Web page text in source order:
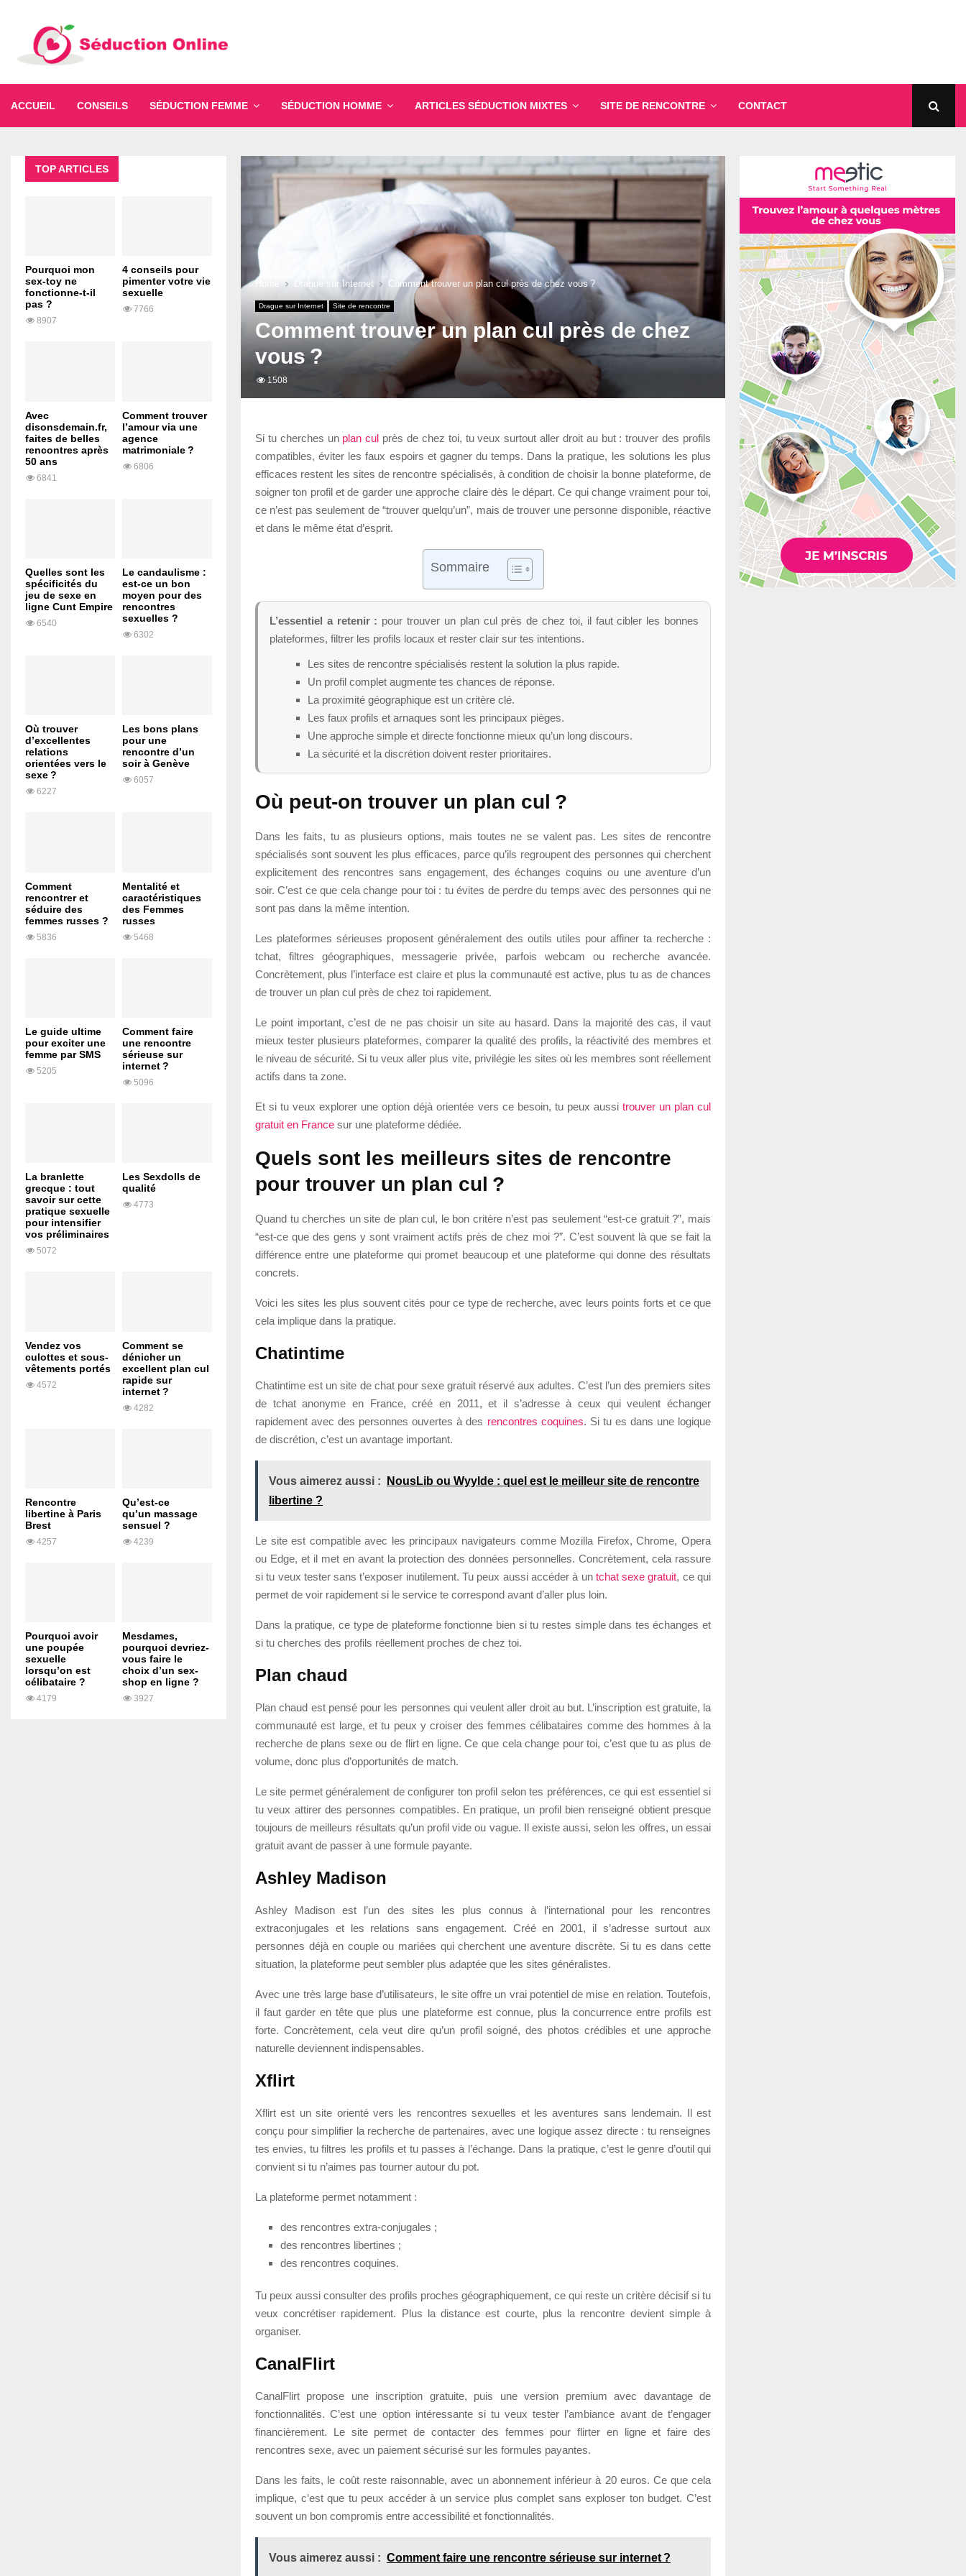
ACCUEIL CONSEILS SÉDUCTION FEMME SÉDUCTION HOMME ARTICLES SÉDUCTION MIXTES SITE DE RENCONTRE CONTACT
Home Drague sur Internet Comment trouver un plan cul près de chez vous ?
Drague sur Internet Site de rencontre
Comment trouver un plan cul près de chez
vous ?
1508
Si tu cherches un plan cul près de chez toi, tu veux surtout aller droit au but : trouver des profils
compatibles, éviter les faux espoirs et gagner du temps. Dans la pratique, les solutions les plus
efficaces restent les sites de rencontre spécialisés, à condition de choisir la bonne plateforme, de
soigner ton profil et de garder une approche claire dès le départ. Ce qui change vraiment pour toi,
ce n’est pas seulement de “trouver quelqu’un”, mais de trouver une personne disponible, réactive
et dans le même état d’esprit.
Sommaire
L’essentiel a retenir : pour trouver un plan cul près de chez toi, il faut cibler les bonnes
plateformes, filtrer les profils locaux et rester clair sur tes intentions.
Les sites de rencontre spécialisés restent la solution la plus rapide.
Un profil complet augmente tes chances de réponse.
La proximité géographique est un critère clé.
Les faux profils et arnaques sont les principaux pièges.
Une approche simple et directe fonctionne mieux qu’un long discours.
La sécurité et la discrétion doivent rester prioritaires.
Où peut-on trouver un plan cul ?
Dans les faits, tu as plusieurs options, mais toutes ne se valent pas. Les sites de rencontre
spécialisés sont souvent les plus efficaces, parce qu’ils regroupent des personnes qui cherchent
explicitement des rencontres sans engagement, des échanges coquins ou une aventure d’un
soir. C’est ce que cela change pour toi : tu évites de perdre du temps avec des personnes qui ne
sont pas dans la même intention.
Les plateformes sérieuses proposent généralement des outils utiles pour affiner ta recherche :
tchat, filtres géographiques, messagerie privée, parfois webcam ou recherche avancée.
Concrètement, plus l’interface est claire et plus la communauté est active, plus tu as de chances
de trouver un plan cul près de chez toi rapidement.
Le point important, c’est de ne pas choisir un site au hasard. Dans la majorité des cas, il vaut
mieux tester plusieurs plateformes, comparer la qualité des profils, la réactivité des membres et
le niveau de sécurité. Si tu veux aller plus vite, privilégie les sites où les membres sont réellement
actifs dans ta zone.
Et si tu veux explorer une option déjà orientée vers ce besoin, tu peux aussi trouver un plan cul
gratuit en France sur une plateforme dédiée.
Quels sont les meilleurs sites de rencontre
pour trouver un plan cul ?
Quand tu cherches un site de plan cul, le bon critère n’est pas seulement “est-ce gratuit ?”, mais
“est-ce que des gens y sont vraiment actifs près de chez moi ?”. C’est souvent là que se fait la
différence entre une plateforme qui promet beaucoup et une plateforme qui donne des résultats
concrets.
Voici les sites les plus souvent cités pour ce type de recherche, avec leurs points forts et ce que
cela implique dans la pratique.
Chatintime
Chatintime est un site de chat pour sexe gratuit réservé aux adultes. C’est l’un des premiers sites
de tchat anonyme en France, créé en 2011, et il s’adresse à ceux qui veulent échanger
rapidement avec des personnes ouvertes à des rencontres coquines. Si tu es dans une logique
de discrétion, c’est un avantage important.
Vous aimerez aussi :
NousLib ou Wyylde : quel est le meilleur site de rencontre
libertine ?
Le site est compatible avec les principaux navigateurs comme Mozilla Firefox, Chrome, Opera
ou Edge, et il met en avant la protection des données personnelles. Concrètement, cela rassure
si tu veux tester sans t’exposer inutilement. Tu peux aussi accéder à un tchat sexe gratuit, ce qui
permet de voir rapidement si le service te correspond avant d’aller plus loin.
Dans la pratique, ce type de plateforme fonctionne bien si tu restes simple dans tes échanges et
si tu cherches des profils réellement proches de chez toi.
Plan chaud
Plan chaud est pensé pour les personnes qui veulent aller droit au but. L’inscription est gratuite, la
communauté est large, et tu peux y croiser des femmes célibataires comme des hommes à la
recherche de plans sexe ou de flirt en ligne. Ce que cela change pour toi, c’est que tu as plus de
volume, donc plus d’opportunités de match.
Le site permet généralement de configurer ton profil selon tes préférences, ce qui est essentiel si
tu veux attirer des personnes compatibles. En pratique, un profil bien renseigné obtient presque
toujours de meilleurs résultats qu’un profil vide ou vague. Il existe aussi, selon les offres, un essai
gratuit avant de passer à une formule payante.
Ashley Madison
Ashley Madison est l’un des sites les plus connus à l’international pour les rencontres
extraconjugales et les relations sans engagement. Créé en 2001, il s’adresse surtout aux
personnes déjà en couple ou mariées qui cherchent une aventure discrète. Si tu es dans cette
situation, la plateforme peut sembler plus adaptée que les sites généralistes.
Avec une très large base d’utilisateurs, le site offre un vrai potentiel de mise en relation. Toutefois,
il faut garder en tête que plus une plateforme est connue, plus la concurrence entre profils est
forte. Concrètement, cela veut dire qu’un profil soigné, des photos crédibles et une approche
naturelle deviennent indispensables.
Xflirt
Xflirt est un site orienté vers les rencontres sexuelles et les aventures sans lendemain. Il est
conçu pour simplifier la recherche de partenaires, avec une logique assez directe : tu renseignes
tes envies, tu filtres les profils et tu passes à l’échange. Dans la pratique, c’est le genre d’outil qui
convient si tu n’aimes pas tourner autour du pot.
La plateforme permet notamment :
des rencontres extra-conjugales ;
des rencontres libertines ;
des rencontres coquines.
Tu peux aussi consulter des profils proches géographiquement, ce qui reste un critère décisif si tu
veux concrétiser rapidement. Plus la distance est courte, plus la rencontre devient simple à
organiser.
CanalFlirt
CanalFlirt propose une inscription gratuite, puis une version premium avec davantage de
fonctionnalités. C’est une option intéressante si tu veux tester l’ambiance avant de t’engager
financièrement. Le site permet de contacter des femmes pour flirter en ligne et faire des
rencontres sexe, avec un paiement sécurisé sur les formules payantes.
Dans les faits, le coût reste raisonnable, avec un abonnement inférieur à 20 euros. Ce que cela
implique, c’est que tu peux accéder à un service plus complet sans exploser ton budget. C’est
souvent un bon compromis entre accessibilité et fonctionnalités.
Vous aimerez aussi : Comment faire une rencontre sérieuse sur internet ?
TOP ARTICLES
Pourquoi mon
sex-toy ne
fonctionne-t-il
pas ?
8907
4 conseils pour
pimenter votre vie
sexuelle
7766
Avec
disonsdemain.fr,
faites de belles
rencontres après
50 ans
6841
Comment trouver
l’amour via une
agence
matrimoniale ?
6806
Quelles sont les
spécificités du
jeu de sexe en
ligne Cunt Empire
6540
Le candaulisme :
est-ce un bon
moyen pour des
rencontres
sexuelles ?
6302
Où trouver
d’excellentes
relations
orientées vers le
sexe ?
6227
Les bons plans
pour une
rencontre d’un
soir à Genève
6057
Comment
rencontrer et
séduire des
femmes russes ?
5836
Mentalité et
caractéristiques
des Femmes
russes
5468
Le guide ultime
pour exciter une
femme par SMS
5205
Comment faire
une rencontre
sérieuse sur
internet ?
5096
La branlette
grecque : tout
savoir sur cette
pratique sexuelle
pour intensifier
vos préliminaires
5072
Les Sexdolls de
qualité
4773
Vendez vos
culottes et sous-
vêtements portés
4572
Comment se
dénicher un
excellent plan cul
rapide sur
internet ?
4282
Rencontre
libertine à Paris
Brest
4257
Qu’est-ce
qu’un massage
sensuel ?
4239
Pourquoi avoir
une poupée
sexuelle
lorsqu’on est
célibataire ?
4179
Mesdames,
pourquoi devriez-
vous faire le
choix d’un sex-
shop en ligne ?
3927